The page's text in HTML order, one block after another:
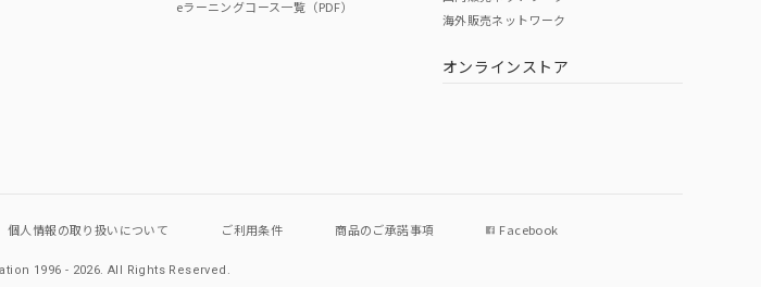
があります。
eラーニングコース一覧（PDF）
海外販売ネットワーク
オンラインストア
個人情報の取り扱いについて ご利用条件 商品のご承諾事項 Facebook
1996 - 2026.All Rights Reserved.